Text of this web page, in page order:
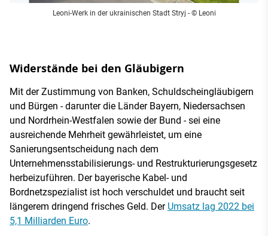
Leoni-Werk in der ukrainischen Stadt Stryj - © Leoni
Widerstände bei den Gläubigern
Mit der Zustimmung von Banken, Schuldscheingläubigern
und Bürgen - darunter die Länder Bayern, Niedersachsen
und Nordrhein-Westfalen sowie der Bund - sei eine
ausreichende Mehrheit gewährleistet, um eine
Sanierungsentscheidung nach dem
Unternehmensstabilisierungs- und Restrukturierungsgesetz
herbeizuführen. Der bayerische Kabel- und
Bordnetzspezialist ist hoch verschuldet und braucht seit
längerem dringend frisches Geld. Der Umsatz lag 2022 bei
5,1 Milliarden Euro.